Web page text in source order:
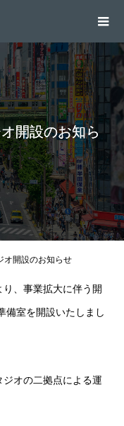
開設のお知ら
開設のお知らせ
、事業拡大に伴う開
備室を開設いたしまし
オの二拠点による運